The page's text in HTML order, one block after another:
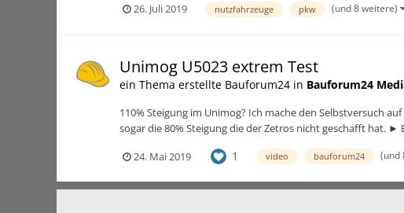
26. Juli 2019 nutzfahrzeuge pkw (und 8 weitere)
Unimog U5023 extrem Test
ein Thema erstellte Bauforum24 in Bauforum24
110% Steigung im Unimog? Ich mache den Selbstversuch
sogar die 80% Steigung die der Zetros nicht geschafft hat.
24. Mai 2019
1 video bauforum24 (und